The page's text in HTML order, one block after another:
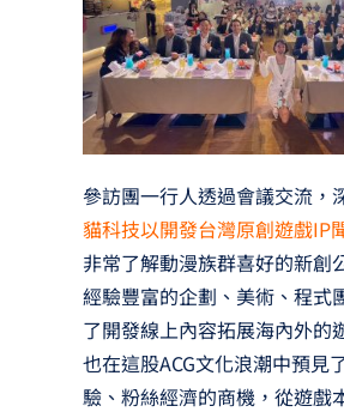
參訪團一行人透過會議交流，
貓科技以開發台灣原創遊戲IP
非常了解動漫族群喜好的新創
經驗豐富的企劃、美術、程式
了開發線上內容拓展海內外的
也在這股ACG文化浪潮中預見
驗、粉絲經濟的商機，從遊戲